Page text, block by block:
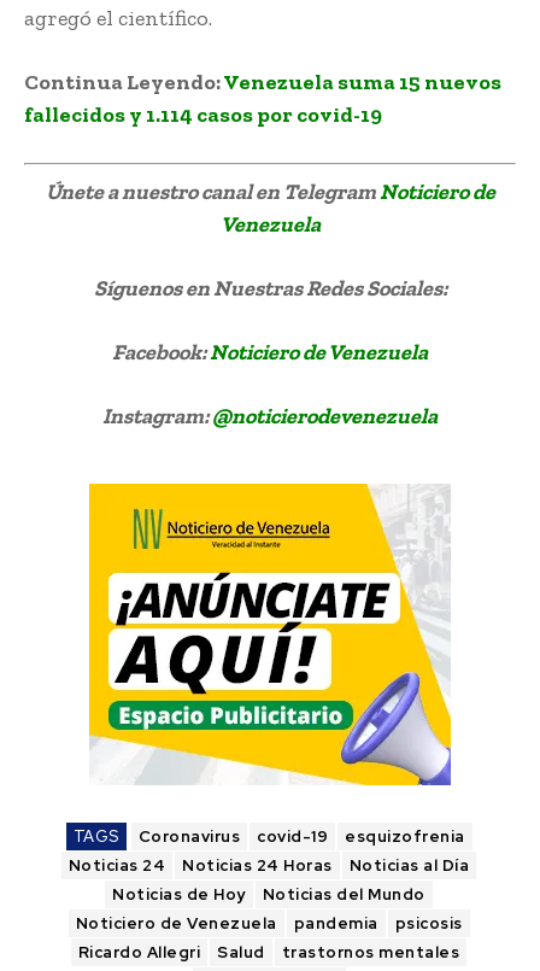
agregó el científico.
Continua Leyendo:Venezuela suma 15 nuevos
fallecidos y 1.114 casos por covid-19
Únete a nuestro canal en TelegramNoticiero de
Venezuela
Síguenosen Nuestras Redes Sociales:
Facebook:Noticiero de Venezuela
Instagram:@noticierodevenezuela
TAGS Coronavirus covid-19
esquizofrenia
Noticias 24
Noticias 24 Horas
Noticias al Día
Noticias de Hoy
Noticias del Mundo
Noticiero de Venezuela
pandemia
psicosis
Ricardo Allegri
Salud
trastornos mentales